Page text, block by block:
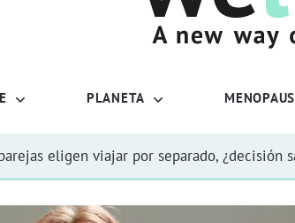
PLANETA
eligen viajar por separado, ¿decisión